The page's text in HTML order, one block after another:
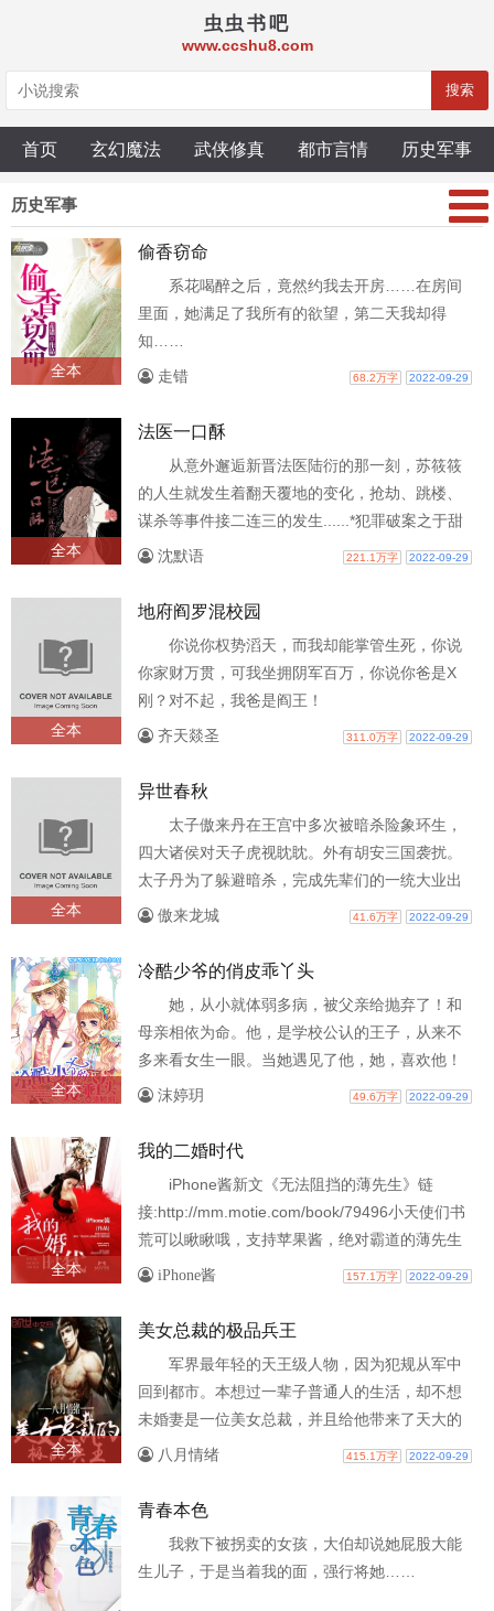
虫虫书吧
www.ccshu8.com
搜索
首页 玄幻魔法 武侠修真 都市言情 历史军事
历史军事
全本
偷香窃命
系花喝醉之后，竟然约我去开房……在房间
里面，她满足了我所有的欲望，第二天我却得
知……
走错 68.2万字 2022-09-29
全本
法医一口酥
从意外邂逅新晋法医陆衍的那一刻，苏筱筱
的人生就发生着翻天覆地的变化，抢劫、跳楼、
谋杀等事件接二连三的发生......*犯罪破案之于甜
蜜，如三成熟牛排之于罂粟壳。
沈默语 221.1万字 2022-09-29
全本
地府阎罗混校园
你说你权势滔天，而我却能掌管生死，你说
你家财万贯，可我坐拥阴军百万，你说你爸是X
刚？对不起，我爸是阎王！
齐天燚圣 311.0万字 2022-09-29
全本
异世春秋
太子傲来丹在王宫中多次被暗杀险象环生，
四大诸侯对天子虎视眈眈。外有胡安三国袭扰。
太子丹为了躲避暗杀，完成先辈们的一统大业出
征北伐之路。然而事情并没有想象的那样..
傲来龙城 41.6万字 2022-09-29
全本
冷酷少爷的俏皮乖丫头
她，从小就体弱多病，被父亲给抛弃了！和
母亲相依为命。他，是学校公认的王子，从来不
多来看女生一眼。当她遇见了他，她，喜欢他！
当他们终于相爱了！姐妹的背叛，一场车..
沫婷玥 49.6万字 2022-09-29
全本
我的二婚时代
iPhone酱新文《无法阻挡的薄先生》链
接:http://mm.motie.com/book/79496小天使们书
荒可以瞅瞅哦，支持苹果酱，绝对霸道的薄先生
～我的丈夫背叛我之后，我和另一个陌生的男..
iPhone酱 157.1万字 2022-09-29
全本
美女总裁的极品兵王
军界最年轻的天王级人物，因为犯规从军中
回到都市。本想过一辈子普通人的生活，却不想
未婚妻是一位美女总裁，并且给他带来了天大的
麻烦，他不得不再度出手，重新走上铁血..
八月情绪 415.1万字 2022-09-29
青春本色
我救下被拐卖的女孩，大伯却说她屁股大能
生儿子，于是当着我的面，强行将她……